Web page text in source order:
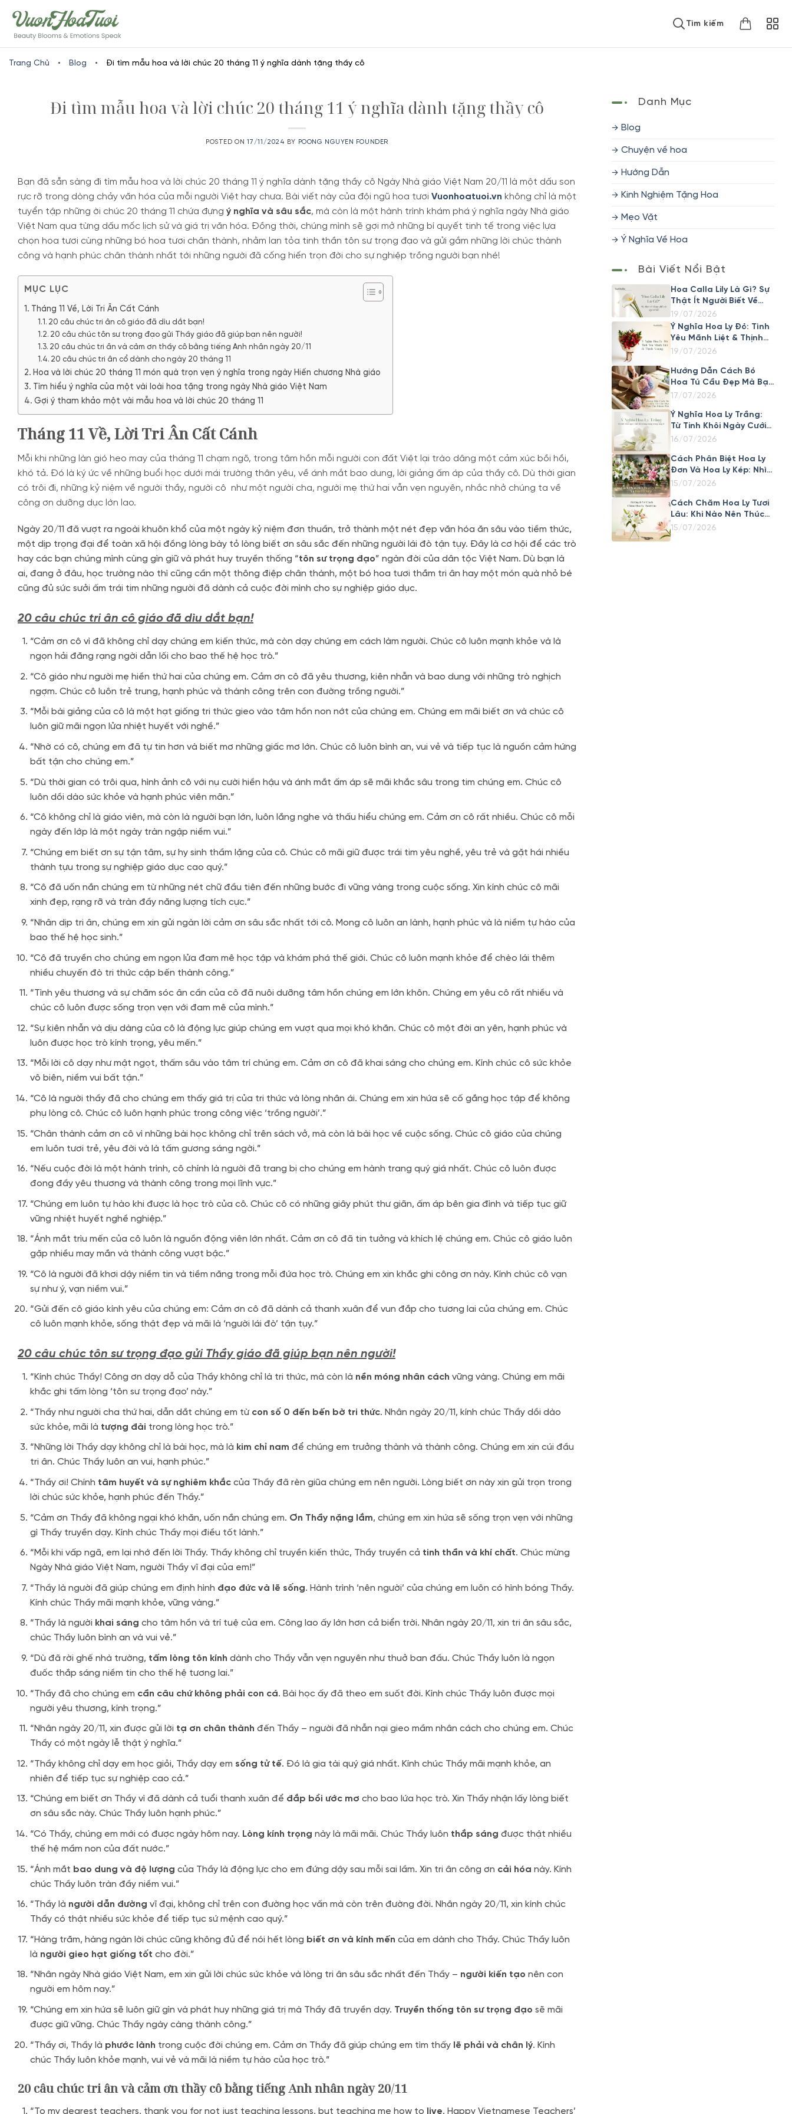
to
content
Tìm kiếm
Trang Chủ • Blog • Đi tìm mẫu hoa và lời chúc 20 tháng 11 ý nghĩa dành tặng thầy cô
Đi tìm mẫu hoa và lời chúc 20 tháng 11 ý nghĩa dành tặng thầy cô
POSTED ON 17/11/2024 BY POONG NGUYEN FOUNDER
Bạn đã sẵn sàng đi tìm mẫu hoa và lời chúc 20 tháng 11 ý nghĩa dành tặng thầy cô Ngày Nhà giáo Việt Nam 20/11 là một dấu son
rực rỡ trong dòng chảy văn hóa của mỗi người Việt hay chưa. Bài viết này của đội ngũ hoa tươi Vuonhoatuoi.vn không chỉ là một
tuyển tập những ời chúc 20 tháng 11 chứa đựng ý nghĩa và sâu sắc, mà còn là một hành trình khám phá ý nghĩa ngày Nhà giáo
Việt Nam qua từng dấu mốc lịch sử và giá trị văn hóa. Đồng thời, chúng mình sẽ gợi mở những bí quyết tinh tế trong việc lựa
chọn hoa tươi cùng những bó hoa tươi chân thành, nhằm lan tỏa tinh thần tôn sư trọng đạo và gửi gắm những lời chúc thành
công và hạnh phúc chân thành nhất tới những người đã cống hiến trọn đời cho sự nghiệp trồng người bạn nhé!
MỤC LỤC
Tháng 11 Về, Lời Tri Ân Cất Cánh
20 câu chúc tri ân cô giáo đã dìu dắt bạn!
20 câu chúc tôn sư trọng đạo gửi Thầy giáo đã giúp bạn nên người!
20 câu chúc tri ân và cảm ơn thầy cô bằng tiếng Anh nhân ngày 20/11
20 câu chúc tri ân cổ dành cho ngày 20 tháng 11
Hoa và lời chúc 20 tháng 11 món quà trọn vẹn ý nghĩa trong ngày Hiến chương Nhà giáo
Tìm hiểu ý nghĩa của một vài loài hoa tặng trong ngày Nhà giáo Việt Nam
Gợi ý tham khảo một vài mẫu hoa và lời chúc 20 tháng 11
Tháng 11 Về, Lời Tri Ân Cất Cánh
Mỗi khi những làn gió heo may của tháng 11 chạm ngõ, trong tâm hồn mỗi người con đất Việt lại trào dâng một cảm xúc bồi hồi,
khó tả. Đó là ký ức về những buổi học dưới mái trường thân yêu, về ánh mắt bao dung, lời giảng ấm áp của thầy cô. Dù thời gian
có trôi đi, những kỷ niệm về người thầy, người cô như một người cha, người mẹ thứ hai vẫn vẹn nguyên, nhắc nhở chúng ta về
công ơn dưỡng dục lớn lao.
Ngày 20/11 đã vượt ra ngoài khuôn khổ của một ngày kỷ niệm đơn thuần, trở thành một nét đẹp văn hóa ăn sâu vào tiềm thức,
một dịp trọng đại để toàn xã hội đồng lòng bày tỏ lòng biết ơn sâu sắc đến những người lái đò tận tụy. Đây là cơ hội để các trò
hay các bạn chúng mình cùng gìn giữ và phát huy truyền thống “tôn sư trọng đạo” ngàn đời của dân tộc Việt Nam. Dù bạn là
ai, đang ở đâu, học trường nào thì cũng cần một thông điệp chân thành, một bó hoa tươi thắm tri ân hay một món quà nhỏ bé
cũng đủ sức sưởi ấm trái tim những người đã dành cả cuộc đời mình cho sự nghiệp giáo dục.
20 câu chúc tri ân cô giáo đã dìu dắt bạn!
“Cảm ơn cô vì đã không chỉ dạy chúng em kiến thức, mà còn dạy chúng em cách làm người. Chúc cô luôn mạnh khỏe và là
ngọn hải đăng rạng ngời dẫn lối cho bao thế hệ học trò.”
“Cô giáo như người mẹ hiền thứ hai của chúng em. Cảm ơn cô đã yêu thương, kiên nhẫn và bao dung với những trò nghịch
ngợm. Chúc cô luôn trẻ trung, hạnh phúc và thành công trên con đường trồng người.”
“Mỗi bài giảng của cô là một hạt giống tri thức gieo vào tâm hồn non nớt của chúng em. Chúng em mãi biết ơn và chúc cô
luôn giữ mãi ngọn lửa nhiệt huyết với nghề.”
“Nhờ có cô, chúng em đã tự tin hơn và biết mơ những giấc mơ lớn. Chúc cô luôn bình an, vui vẻ và tiếp tục là nguồn cảm hứng
bất tận cho chúng em.”
“Dù thời gian có trôi qua, hình ảnh cô với nụ cười hiền hậu và ánh mắt ấm áp sẽ mãi khắc sâu trong tim chúng em. Chúc cô
luôn dồi dào sức khỏe và hạnh phúc viên mãn.”
“Cô không chỉ là giáo viên, mà còn là người bạn lớn, luôn lắng nghe và thấu hiểu chúng em. Cảm ơn cô rất nhiều. Chúc cô mỗi
ngày đến lớp là một ngày tràn ngập niềm vui.”
“Chúng em biết ơn sự tận tâm, sự hy sinh thầm lặng của cô. Chúc cô mãi giữ được trái tim yêu nghề, yêu trẻ và gặt hái nhiều
thành tựu trong sự nghiệp giáo dục cao quý.”
“Cô đã uốn nắn chúng em từ những nét chữ đầu tiên đến những bước đi vững vàng trong cuộc sống. Xin kính chúc cô mãi
xinh đẹp, rạng rỡ và tràn đầy năng lượng tích cực.”
“Nhân dịp tri ân, chúng em xin gửi ngàn lời cảm ơn sâu sắc nhất tới cô. Mong cô luôn an lành, hạnh phúc và là niềm tự hào của
bao thế hệ học sinh.”
“Cô đã truyền cho chúng em ngọn lửa đam mê học tập và khám phá thế giới. Chúc cô luôn mạnh khỏe để chèo lái thêm
nhiều chuyến đò tri thức cập bến thành công.”
“Tình yêu thương và sự chăm sóc ân cần của cô đã nuôi dưỡng tâm hồn chúng em lớn khôn. Chúng em yêu cô rất nhiều và
chúc cô luôn được sống trọn vẹn với đam mê của mình.”
“Sự kiên nhẫn và dịu dàng của cô là động lực giúp chúng em vượt qua mọi khó khăn. Chúc cô một đời an yên, hạnh phúc và
luôn được học trò kính trọng, yêu mến.”
“Mỗi lời cô dạy như mật ngọt, thấm sâu vào tâm trí chúng em. Cảm ơn cô đã khai sáng cho chúng em. Kính chúc cô sức khỏe
vô biên, niềm vui bất tận.”
“Cô là người thầy đã cho chúng em thấy giá trị của tri thức và lòng nhân ái. Chúng em xin hứa sẽ cố gắng học tập để không
phụ lòng cô. Chúc cô luôn hạnh phúc trong công việc ‘trồng người’.”
“Chân thành cảm ơn cô vì những bài học không chỉ trên sách vở, mà còn là bài học về cuộc sống. Chúc cô giáo của chúng
em luôn tươi trẻ, yêu đời và là tấm gương sáng ngời.”
“Nếu cuộc đời là một hành trình, cô chính là người đã trang bị cho chúng em hành trang quý giá nhất. Chúc cô luôn được
đong đầy yêu thương và thành công trong mọi lĩnh vực.”
“Chúng em luôn tự hào khi được là học trò của cô. Chúc cô có những giây phút thư giãn, ấm áp bên gia đình và tiếp tục giữ
vững nhiệt huyết nghề nghiệp.”
“Ánh mắt trìu mến của cô luôn là nguồn động viên lớn nhất. Cảm ơn cô đã tin tưởng và khích lệ chúng em. Chúc cô giáo luôn
gặp nhiều may mắn và thành công vượt bậc.”
“Cô là người đã khơi dậy niềm tin và tiềm năng trong mỗi đứa học trò. Chúng em xin khắc ghi công ơn này. Kính chúc cô vạn
sự như ý, vạn niềm vui.”
“Gửi đến cô giáo kính yêu của chúng em: Cảm ơn cô đã dành cả thanh xuân để vun đắp cho tương lai của chúng em. Chúc
cô luôn mạnh khỏe, sống thật đẹp và mãi là ‘người lái đò’ tận tụy.”
20 câu chúc tôn sư trọng đạo gửi Thầy giáo đã giúp bạn nên người!
“Kính chúc Thầy! Công ơn dạy dỗ của Thầy không chỉ là tri thức, mà còn là nền móng nhân cách vững vàng. Chúng em mãi
khắc ghi tấm lòng ‘tôn sư trọng đạo’ này.”
“Thầy như người cha thứ hai, dẫn dắt chúng em từ con số 0 đến bến bờ tri thức. Nhân ngày 20/11, kính chúc Thầy dồi dào
sức khỏe, mãi là tượng đài trong lòng học trò.”
“Những lời Thầy dạy không chỉ là bài học, mà là kim chỉ nam để chúng em trưởng thành và thành công. Chúng em xin cúi đầu
tri ân. Chúc Thầy luôn an vui, hạnh phúc.”
“Thầy ơi! Chính tâm huyết và sự nghiêm khắccủa Thầy đã rèn giũa chúng em nên người. Lòng biết ơn này xin gửi trọn trong
lời chúc sức khỏe, hạnh phúc đến Thầy.”
“Cảm ơn Thầy đã không ngại khó khăn, uốn nắn chúng em. Ơn Thầy nặng lắm, chúng em xin hứa sẽ sống trọn vẹn với những
gì Thầy truyền dạy. Kính chúc Thầy mọi điều tốt lành.”
“Mỗi khi vấp ngã, em lại nhớ đến lời Thầy. Thầy không chỉ truyền kiến thức, Thầy truyền cả tinh thần và khí chất. Chúc mừng
Ngày Nhà giáo Việt Nam, người Thầy vĩ đại của em!”
“Thầy là người đã giúp chúng em định hình đạo đức và lẽ sống. Hành trình ‘nên người’ của chúng em luôn có hình bóng Thầy.
Kính chúc Thầy mãi mạnh khỏe, vững vàng.”
“Thầy là người khai sáng cho tâm hồn và trí tuệ của em. Công lao ấy lớn hơn cả biển trời. Nhân ngày 20/11, xin tri ân sâu sắc,
chúc Thầy luôn bình an và vui vẻ.”
“Dù đã rời ghế nhà trường, tấm lòng tôn kính dành cho Thầy vẫn vẹn nguyên như thuở ban đầu. Chúc Thầy luôn là ngọn
đuốc thắp sáng niềm tin cho thế hệ tương lai.”
“Thầy đã cho chúng em cần câu chứ không phải con cá. Bài học ấy đã theo em suốt đời. Kính chúc Thầy luôn được mọi
người yêu thương, kính trọng.”
“Nhân ngày 20/11, xin được gửi lời tạ ơn chân thành đến Thầy – người đã nhẫn nại gieo mầm nhân cách cho chúng em. Chúc
Thầy có một ngày lễ thật ý nghĩa.”
“Thầy không chỉ dạy em học giỏi, Thầy dạy em sống tử tế. Đó là gia tài quý giá nhất. Kính chúc Thầy mãi mạnh khỏe, an
nhiên để tiếp tục sự nghiệp cao cả.”
“Chúng em biết ơn Thầy vì đã dành cả tuổi thanh xuân để đắp bồi ước mơ cho bao lứa học trò. Xin Thầy nhận lấy lòng biết
ơn sâu sắc này. Chúc Thầy luôn hạnh phúc.”
“Có Thầy, chúng em mới có được ngày hôm nay. Lòng kính trọng này là mãi mãi. Chúc Thầy luôn thắp sáng được thật nhiều
thế hệ mầm non của đất nước.”
“Ánh mắt bao dung và độ lượng của Thầy là động lực cho em đứng dậy sau mỗi sai lầm. Xin tri ân công ơn cải hóa này. Kính
chúc Thầy luôn tràn đầy niềm vui.”
“Thầy là người dẫn đường vĩ đại, không chỉ trên con đường học vấn mà còn trên đường đời. Nhân ngày 20/11, xin kính chúc
Thầy có thật nhiều sức khỏe để tiếp tục sứ mệnh cao quý.”
“Hàng trăm, hàng ngàn lời chúc cũng không đủ để nói hết lòng biết ơn và kính mến của em dành cho Thầy. Chúc Thầy luôn
là người gieo hạt giống tốt cho đời.”
“Nhân ngày Nhà giáo Việt Nam, em xin gửi lời chúc sức khỏe và lòng tri ân sâu sắc nhất đến Thầy – người kiến tạo nên con
người em hôm nay.”
“Chúng em xin hứa sẽ luôn giữ gìn và phát huy những giá trị mà Thầy đã truyền dạy. Truyền thống tôn sư trọng đạo sẽ mãi
được giữ vững. Chúc Thầy ngày càng thành công.”
“Thầy ơi, Thầy là phước lành trong cuộc đời chúng em. Cảm ơn Thầy đã giúp chúng em tìm thấy lẽ phải và chân lý. Kính
chúc Thầy luôn khỏe mạnh, vui vẻ và mãi là niềm tự hào của học trò.”
20 câu chúc tri ân và cảm ơn thầy cô bằng tiếng Anh nhân ngày 20/11
“To my dearest teachers, thank you for not just teaching lessons, but teaching me how to live. Happy Vietnamese Teachers’
Danh Mục
Blog
Chuyện về hoa
Hướng Dẫn
Kinh Nghiệm Tặng Hoa
Mẹo Vặt
Ý Nghĩa Về Hoa
Bài Viết Nổi Bật
Hoa Calla Lily Là Gì? Sự
Thật Ít Người Biết Về
Loài Hoa Đẹp Này
19/07/2026
Ý Nghĩa Hoa Ly Đỏ: Tình
Yêu Mãnh Liệt & Thịnh
Vượng
19/07/2026
Hướng Dẫn Cách Bó
Hoa Tú Cầu Đẹp Mà Bạn
Cần Khám Phá
17/07/2026
Ý Nghĩa Hoa Ly Trắng:
Từ Tinh Khôi Ngày Cưới
Đến Trang Trọng Trong
16/07/2026
Cách Phân Biệt Hoa Ly
Đơn Và Hoa Ly Kép: Nhìn
Cánh Là Biết Ngay
15/07/2026
Cách Chăm Hoa Ly Tươi
Lâu: Khi Nào Nên Thúc
Nở Nhanh, Khi Nào Nên
15/07/2026